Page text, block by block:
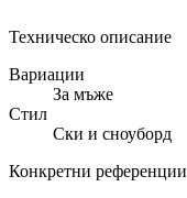
Техническо описание
Вариации
За мъже
Стил
Ски и сноуборд
Конкретни референции